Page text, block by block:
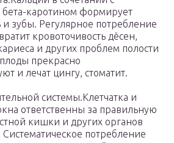
каротином формирует
и зубы. Регулярное потребление
кровоточивость дёсен,
и других проблем полости
прекрасно
и лечат цингу, стоматит.
системы.Клетчатка и
ответственны за правильную
кишки и других органов
потребление